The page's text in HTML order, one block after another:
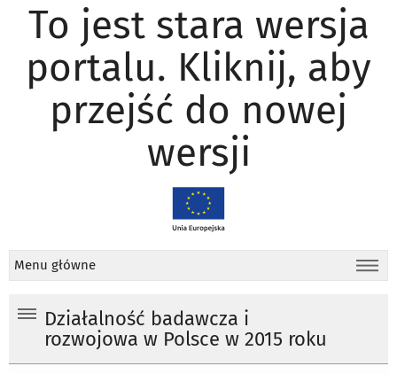
To jest stara wersja
portalu. Kliknij, aby
przejść do nowej
wersji
Menu główne
Działalność badawcza i
rozwojowa w Polsce w 2015 roku